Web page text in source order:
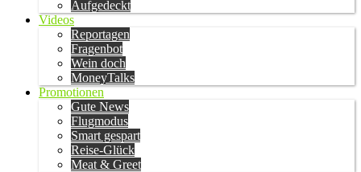
Aufgedeckt
Videos
Reportagen
Fragenbot
Wein doch
MoneyTalks
Promotionen
Gute News
Flugmodus
Smart gespart
Reise-Glück
Meat & Greet